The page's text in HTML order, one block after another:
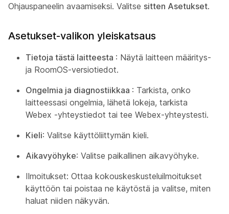
Ohjauspaneelin avaamiseksi. Valitse sitten Asetukset.
Asetukset-valikon yleiskatsaus
Tietoja tästä laitteesta : Näytä laitteen määritys-
ja RoomOS-versiotiedot.
Ongelmia ja diagnostiikkaa : Tarkista, onko
laitteessasi ongelmia, lähetä lokeja, tarkista
Webex -yhteystiedot tai tee Webex-yhteystesti.
Kieli: Valitse käyttöliittymän kieli.
Aikavyöhyke: Valitse paikallinen aikavyöhyke.
Ilmoitukset: Ottaa kokouskeskusteluilmoitukset
käyttöön tai poistaa ne käytöstä ja valitse, miten
haluat niiden näkyvän.